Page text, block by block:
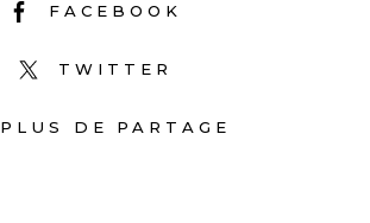
FACEBOOK
TWITTER
PLUS DE PARTAGE